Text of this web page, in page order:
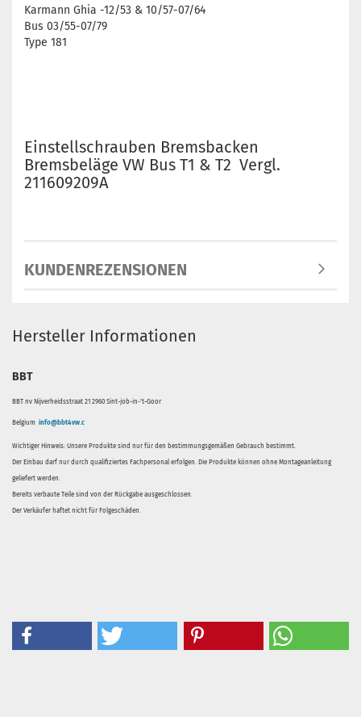
Karmann Ghia -12/53 & 10/57-07/64
Bus 03/55-07/79
Type 181
Einstellschrauben Bremsbacken
Bremsbeläge VW Bus T1 & T2 Vergl.
211609209A
KUNDENREZENSIONEN
Hersteller Informationen
BBT
BBT nv Nijverheidsstraat 21 2960 Sint-job-in-'t-Goor
Belgium info@bbt4vw.c
Wichtiger Hinweis: Unsere Produkte sind nur für den bestimmungsgemäßen Gebrauch bestimmt.
Der Einbau darf nur durch qualifiziertes Fachpersonal erfolgen. Die Produkte können ohne Montageanleitung
geliefert werden.
Bereits verbaute Teile sind von der Rückgabe ausgeschlossen.
Der Verkäufer haftet nicht für Folgeschäden.